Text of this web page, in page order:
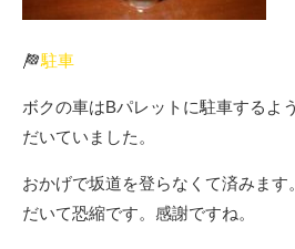
駐車
ボクの車はBパレットに駐車するよ
だいていました。
おかげで坂道を登らなくて済みます
だいて恐縮です。感謝ですね。